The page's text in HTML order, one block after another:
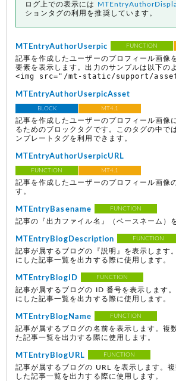
ログ上での表示には
ションタグの利用を推奨しています。
MTEntryAuthorUserpic FUNCTION
記事を作成したユーザーのプロフィール画像
要素を表示します。出力のサンプルは以下の
<img src="/mt-static/support/
MTEntryAuthorUserpicAsset
BLOCK MT4.1
記事を作成したユーザーのプロフィール画像
るためのブロックタグです。このタグの中で
ンプレートタグを利用できます。
MTEntryAuthorUserpicURL
FUNCTION MT4.1
記事を作成したユーザーのプロフィール画像
す。
MTEntryBasename FUNCTION
記事の『出力ファイル名』（ベースネーム）
MTEntryBlogDescription FUNCTION
記事が属するブログの『説明』を表示します
にした記事一覧を出力する際に使用します。
MTEntryBlogID FUNCTION
記事が属するブログの ID 番号を表示します
にした記事一覧を出力する際に使用します。
MTEntryBlogName FUNCTION
記事が属するブログの名前を表示します。複
た記事一覧を出力する際に使用します。
MTEntryBlogURL FUNCTION
記事が属するブログの URL を表示します。
した記事一覧を出力する際に使用します。